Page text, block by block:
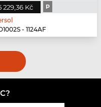
229,36 Kč P
- 1124AF